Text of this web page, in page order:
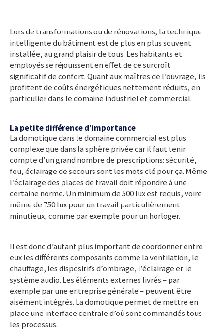
Lors de transformations ou de rénovations, la technique
intelligente du bâtiment est de plus en plus souvent
installée, au grand plaisir de tous. Les habitants et
employés se réjouissent en effet de ce surcroît
significatif de confort. Quant aux maîtres de l’ouvrage, ils
profitent de coûts énergétiques nettement réduits, en
particulier dans le domaine industriel et commercial.
La petite différence d’importance
La domotique dans le domaine commercial est plus
complexe que dans la sphère privée car il faut tenir
compte d’un grand nombre de prescriptions: sécurité,
feu, éclairage de secours sont les mots clé pour ça. Même
l’éclairage des places de travail doit répondre à une
certaine norme. Un minimum de 500 lux est requis, voire
même de 750 lux pour un travail particulièrement
minutieux, comme par exemple pour un horloger.
Il est donc d’autant plus important de coordonner entre
eux les différents composants comme la ventilation, le
chauffage, les dispositifs d’ombrage, l’éclairage et le
système audio. Les éléments externes livrés – par
exemple par une entreprise générale – peuvent être
aisément intégrés. La domotique permet de mettre en
place une interface centrale d’où sont commandés tous
les processus.